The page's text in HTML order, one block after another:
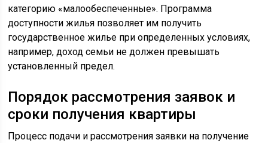
категорию «малообеспеченные». Программа
доступности жилья позволяет им получить
государственное жилье при определенных условиях,
например, доход семьи не должен превышать
установленный предел.
Порядок рассмотрения заявок и
сроки получения квартиры
Процесс подачи и рассмотрения заявки на получение